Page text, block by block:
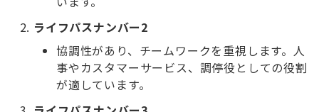
ライフパスナンバー2
協調性があり、チームワークを重視します。人
事やカスタマーサービス、調停役としての役割
が適しています。